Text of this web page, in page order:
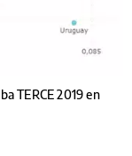
TERCE 2019 en